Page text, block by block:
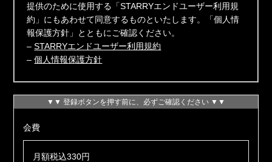
提供のために使用する「STARRYエンドユーザー利用規
約」にもあわせて同意するものといたします。「個人情
報保護方針」とともにご確認ください。
–STARRYエンドユーザー利用規約
–個人情報保護方針
▼▼ 登録ボタンを押す前に、必ずご確認ください ▼▼
会費
月額税込330円